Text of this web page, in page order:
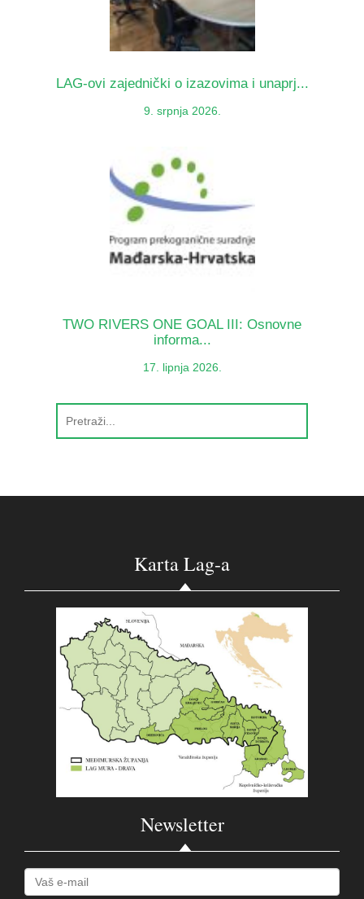
LAG-ovi zajednički o izazovima i unaprj...
9. srpnja 2026.
TWO RIVERS ONE GOAL III: Osnovne
informa...
17. lipnja 2026.
Karta Lag-a
Newsletter